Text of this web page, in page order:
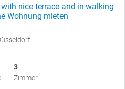
nice terrace and in walking
Wohnung mieten
3
Zimmer